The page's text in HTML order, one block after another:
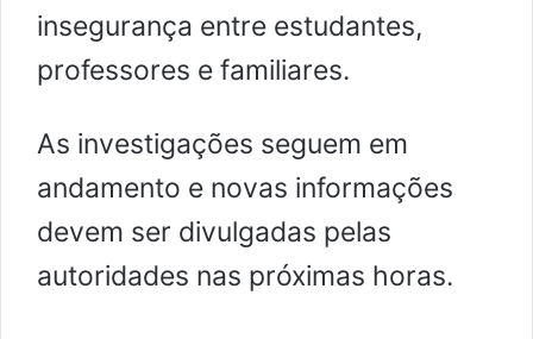
insegurança entre estudantes,
professores e familiares.
As investigações seguem em
andamento e novas informações
devem ser divulgadas pelas
autoridades nas próximas horas.